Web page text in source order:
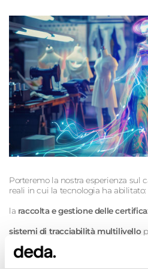
Porteremo la nostra esperienza sul
reali in cui la tecnologia ha abilitato:
la raccolta e gestione delle
sistemi di tracciabilità multilivello
progetti di upcycling con impatto
comunità locali.